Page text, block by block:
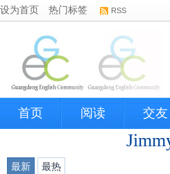
设为首页 热门标签 RSS
首页 阅读 交友
最新 最热